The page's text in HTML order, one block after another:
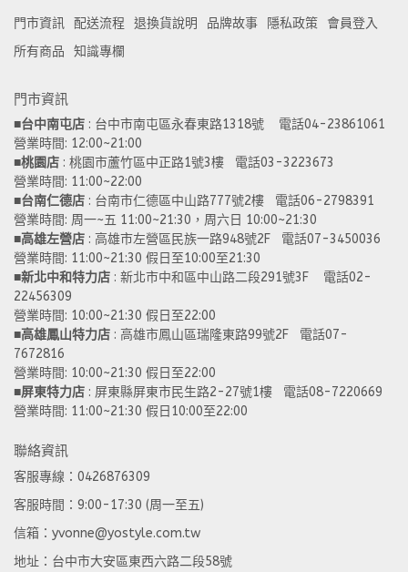
門市資訊 配送流程 退換貨說明 品牌故事 隱私政策
會員登入
所有商品
知識專欄
門市資訊
■台中南屯店 : 台中市南屯區永春東路1318號    電話04-23861061
營業時間: 12:00~21:00
■桃園店 : 桃園市蘆竹區中正路1號3樓   電話03-3223673
營業時間: 11:00~22:00
■台南仁德店 : 台南市仁德區中山路777號2樓   電話06-2798391
營業時間: 周一~五 11:00~21:30，周六日 10:00~21:30
■高雄左營店 : 高雄市左營區民族一路948號2F   電話07-3450036
營業時間: 11:00~21:30 假日至10:00至21:30
■新北中和特力店 : 新北市中和區中山路二段291號3F    電話02-
22456309
營業時間: 10:00~21:30 假日至22:00
■高雄鳳山特力店 : 高雄市鳳山區瑞隆東路99號2F   電話07-
7672816
營業時間: 10:00~21:30 假日至22:00
■屏東特力店 : 屏東縣屏東市民生路2-27號1樓   電話08-7220669
營業時間: 11:00~21:30 假日10:00至22:00
聯絡資訊
客服專線：0426876309
客服時間：9:00-17:30 (周一至五)
信箱：yvonne@yostyle.com.tw
地址：台中市大安區東西六路二段58號